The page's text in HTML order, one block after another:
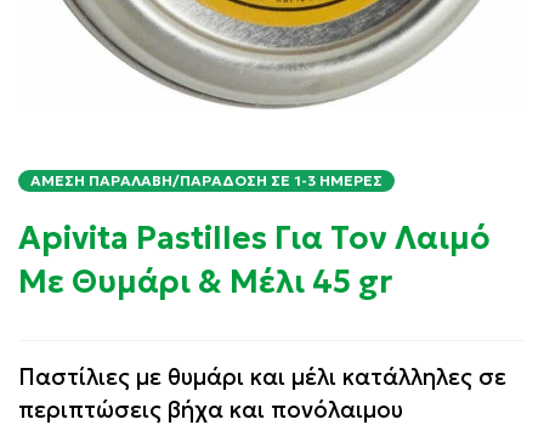
ΆΜΕΣΗ ΠΑΡΑΛΑΒΉ/ΠΑΡΆΔΟΣΗ ΣΕ 1-3 ΗΜΈΡΕΣ
Apivita Pastilles Για Τον Λαιμό
Με Θυμάρι & Μέλι 45 gr
Παστίλιες με θυμάρι και μέλι κατάλληλες σε
περιπτώσεις βήχα και πονόλαιμου